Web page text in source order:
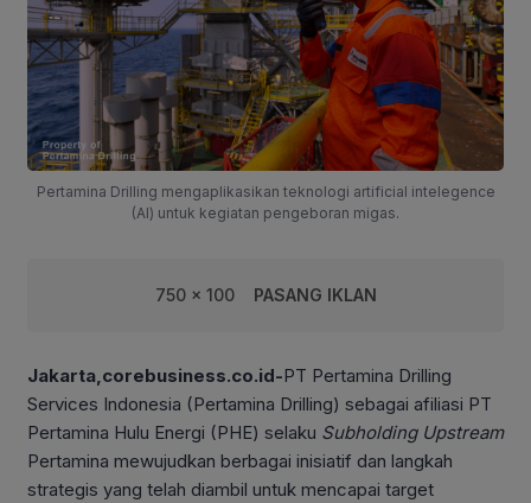
Pertamina Drilling mengaplikasikan teknologi artificial intelegence
(AI) untuk kegiatan pengeboran migas.
750 x 100 PASANG IKLAN
Jakarta,corebusiness.co.id-PT Pertamina Drilling
Services Indonesia (Pertamina Drilling) sebagai afiliasi PT
Pertamina Hulu Energi (PHE) selaku Subholding Upstream
Pertamina mewujudkan berbagai inisiatif dan langkah
strategis yang telah diambil untuk mencapai target